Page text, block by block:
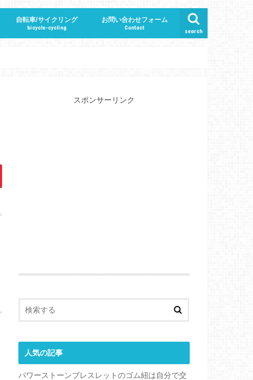
search
自転車/サイクリング
bicycle-cycling
お問い合わせフォーム
Contact
スポンサーリンク
人気の記事
パワーストーンブレスレットのゴム紐は自分で交